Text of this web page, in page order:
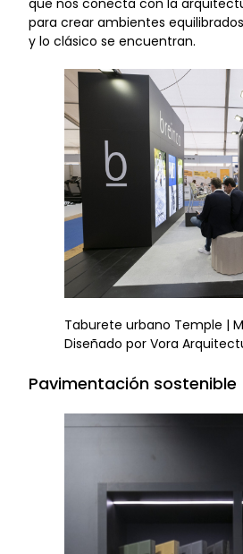
para crear ambientes
y lo clásico se encuentran.
Taburete urbano Temple |
Diseñado por Vora
Pavimentación sostenible